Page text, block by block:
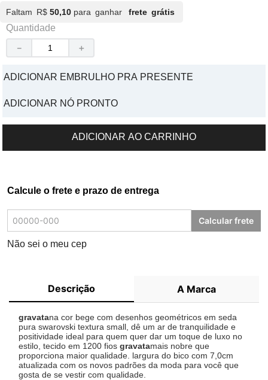
Faltam R$ 50,10 para ganhar frete grátis
Quantidade
＋
－
ADICIONAR EMBRULHO PRA PRESENTE
ADICIONAR NÓ PRONTO
ADICIONAR AO CARRINHO
Calcule o frete e prazo de entrega
Calcular frete
Não sei o meu cep
Descrição A Marca
gravatana cor bege com desenhos geométricos em seda
pura swarovski textura small, dê um ar de tranquilidade e
positividade ideal para quem quer dar um toque de luxo no
estilo, tecido em 1200 fios gravatamais nobre que
proporciona maior qualidade. largura do bico com 7,0cm
atualizada com os novos padrões da moda para você que
gosta de se vestir com qualidade.